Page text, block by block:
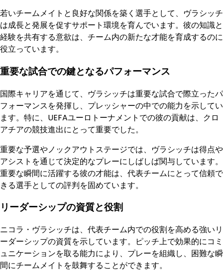
若いチームメイトと良好な関係を築く選手として、ヴラシッチ
は成長と発展を促すサポート環境を育んでいます。彼の知識と
経験を共有する意欲は、チーム内の新たな才能を育成するのに
役立っています。
重要な試合での鍵となるパフォーマンス
国際キャリアを通じて、ヴラシッチは重要な試合で際立ったパ
フォーマンスを発揮し、プレッシャーの中での能力を示してい
ます。特に、UEFAユーロトーナメントでの彼の貢献は、クロ
アチアの競技進出にとって重要でした。
重要な予選やノックアウトステージでは、ヴラシッチは得点や
アシストを通じて決定的なプレーにしばしば関与しています。
重要な瞬間に活躍する彼の才能は、代表チームにとって信頼で
きる選手としての評判を固めています。
リーダーシップの資質と役割
ニコラ・ヴラシッチは、代表チーム内での役割を高める強いリ
ーダーシップの資質を示しています。ピッチ上で効果的にコミ
ュニケーションを取る能力により、プレーを組織し、困難な瞬
間にチームメイトを鼓舞することができます。